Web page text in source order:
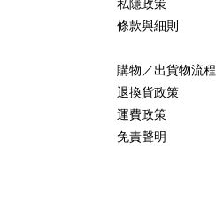
私隱政策
條款與細則
購物／出貨物流程
退換貨政策
運費政策
免責聲明